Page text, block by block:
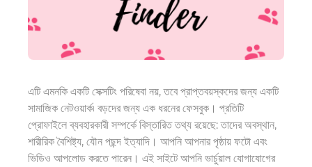
এটি এমনকি একটি সেক্সটিং পরিষেবা নয়, তবে প্রাপ্তবয়স্কদের জন্য একটি
সামাজিক নেটওয়ার্ক৷ বড়দের জন্য এক ধরনের ফেসবুক। প্রতিটি
প্রোফাইলে ব্যবহারকারী সম্পর্কে বিস্তারিত তথ্য রয়েছে:তাদেরঅবস্থান,
শারীরিক বৈশিষ্ট্য, যৌন পছন্দ ইত্যাদি। আপনি আপনার পৃষ্ঠায় ফটো এবং
ভিডিও আপলোড করতে পারেন। এই সাইটে আপনি ভার্চুয়াল যোগাযোগের